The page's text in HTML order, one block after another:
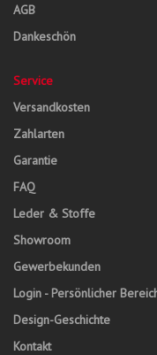
AGB
Dankeschön
Service
Versandkosten
Zahlarten
Garantie
FAQ
Leder & Stoffe
Showroom
Gewerbekunden
Login - Persönlicher
Design-Geschichte
Kontakt